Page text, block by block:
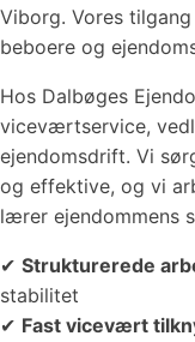
Viborg. Vores
beboere og
Hos Dalbøges
viceværtservice,
ejendomsdrift. Vi
og effektive, og vi
lærer ejendommens
✔ Strukturerede
stabilitet
✔ Fast vicevært